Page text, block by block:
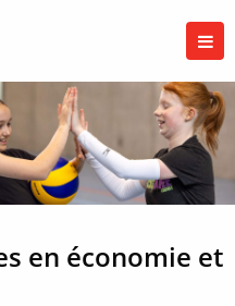
en économie et